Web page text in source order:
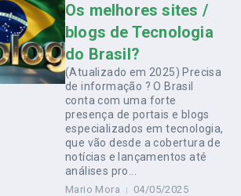
Os melhores sites /
blogs de Tecnologia
do Brasil?
(Atualizado em 2025) Precisa
de informação ? O Brasil
conta com uma forte
presença de portais e blogs
especializados em tecnologia,
que vão desde a cobertura de
notícias e lançamentos até
análises pro...
Mario Mora 04/05/2025